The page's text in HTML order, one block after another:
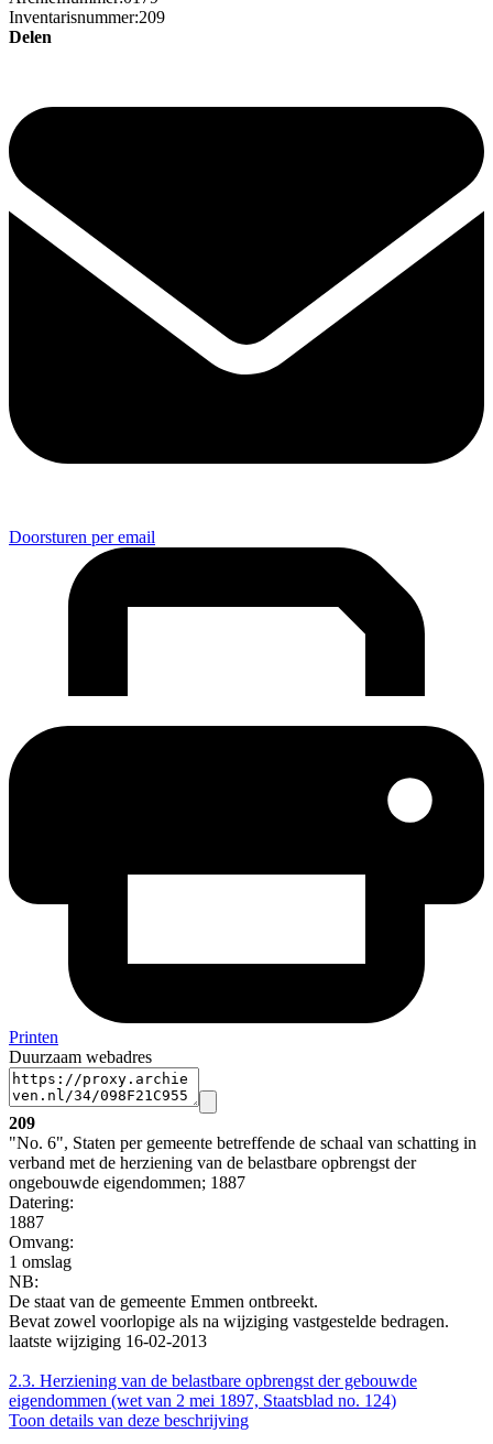
Inventarisnummer:209
Delen
Doorsturen per email
Printen
Duurzaam webadres
209
"No. 6", Staten per gemeente betreffende de schaal van schatting in
verband met de herziening van de belastbare opbrengst der
ongebouwde eigendommen; 1887
Datering:
1887
Omvang:
1 omslag
NB:
De staat van de gemeente Emmen ontbreekt.
Bevat zowel voorlopige als na wijziging vastgestelde bedragen.
laatste wijziging 16-02-2013
2.3. Herziening van de belastbare opbrengst der gebouwde
eigendommen (wet van 2 mei 1897, Staatsblad no. 124)
Toon details van deze beschrijving